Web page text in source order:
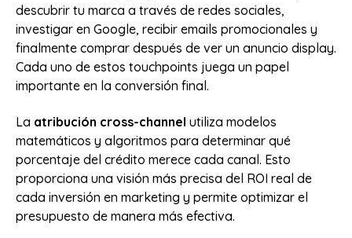
descubrir tu marca a través de redes sociales,
investigar en Google, recibir emails promocionales y
finalmente comprar después de ver un anuncio display.
Cada uno de estos touchpoints juega un papel
importante en la conversión final.
La atribución cross-channel utiliza modelos
matemáticos y algoritmos para determinar qué
porcentaje del crédito merece cada canal. Esto
proporciona una visión más precisa del ROI real de
cada inversión en marketing y permite optimizar el
presupuesto de manera más efectiva.